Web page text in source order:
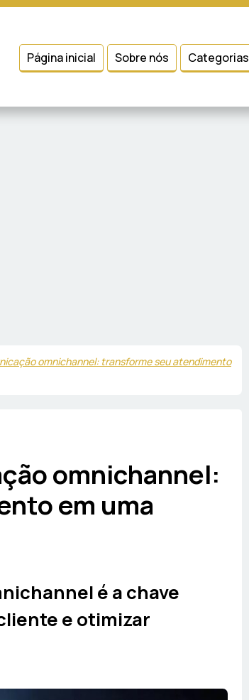
Página inicial Sobre nós Categorias
omnichannel: transforme seu atendimento
omnichannel:
em uma
é a chave
e otimizar